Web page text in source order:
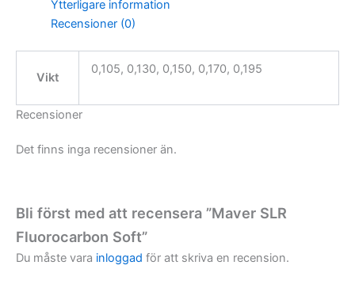
Ytterligare information
Recensioner (0)
Vikt
0,105, 0,130, 0,150, 0,170, 0,195
Recensioner
Det finns inga recensioner än.
Bli först med att recensera ”Maver SLR
Fluorocarbon Soft”
Du måste vara inloggad för att skriva en recension.